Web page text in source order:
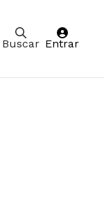
Buscar Entrar